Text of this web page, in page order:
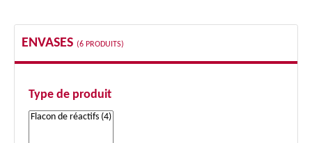
ENVASES (6 PRODUITS)
Type de produit